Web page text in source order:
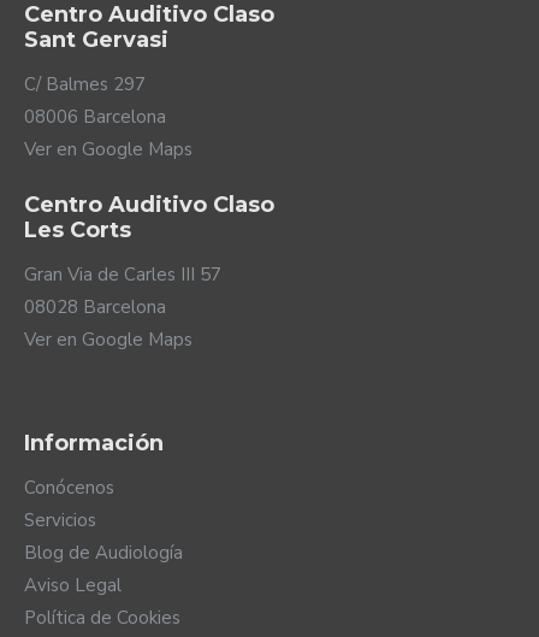
Centro Auditivo Claso
Sant Gervasi
C/ Balmes 297
08006 Barcelona
Ver en Google Maps
Centro Auditivo Claso
Les Corts
Gran Via de Carles III 57
08028 Barcelona
Ver en Google Maps
Información
Conócenos
Servicios
Blog de Audiología
Aviso Legal
Política de Cookies